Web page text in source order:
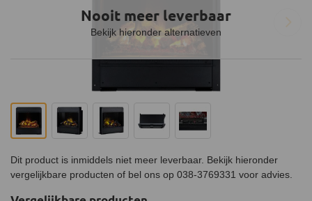
Nooit meer leverbaar
Bekijk hieronder alternatieven
Dit product is inmiddels niet meer leverbaar. Bekijk hieronder
vergelijkbare producten of bel ons op 038-3769331 voor advies.